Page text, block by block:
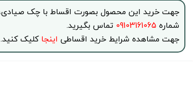
شماره 09103161065 تماس بگیرید.
جهت مشاهده شرایط خرید اقساطی اینجاکلیک کنید.